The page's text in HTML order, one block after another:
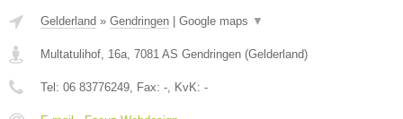
Gelderland » Gendringen Google maps ▼
Multatulihof, 16a, 7081 AS Gendringen (Gelderland)
Tel: 06 83776249, Fax: -, KvK: -